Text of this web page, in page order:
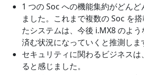
1 つの Soc への機能集約がどん
ました。これまで複数の Soc を
たシステムは、今後 i.MX8 のよ
済む状況になっていくと推測しま
セキュリティに関わるビジネス
ると感じました。